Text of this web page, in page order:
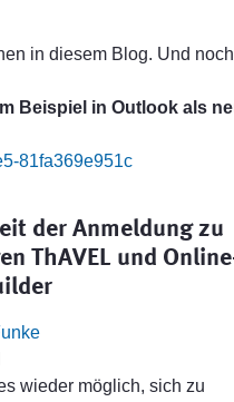
in diesem Blog. Und noch
Beispiel in Outlook als
81fa369e951c
der Anmeldung zu
ThAVEL und
wieder möglich, sich zu